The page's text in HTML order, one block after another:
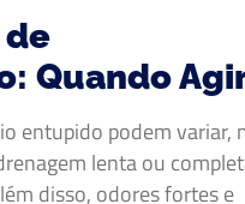
Quando
entupido podem variar,
lenta ou
disso, odores fortes e